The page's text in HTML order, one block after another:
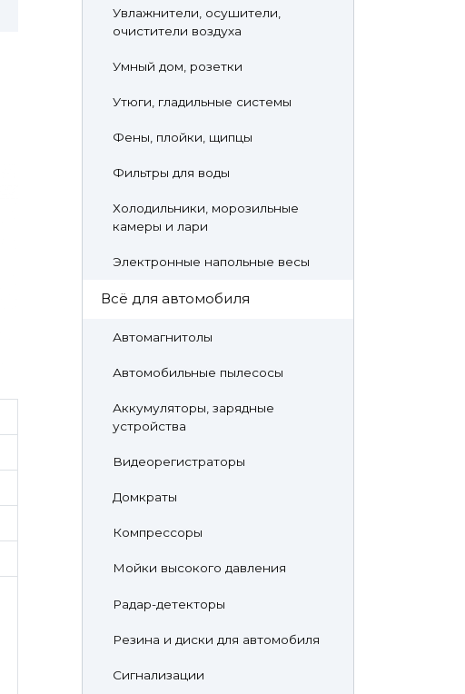
Увлажнители, осушители,
очистители воздуха
Умный дом, розетки
Утюги, гладильные системы
Фены, плойки, щипцы
Фильтры для воды
Холодильники, морозильные
камеры и лари
Электронные напольные весы
Всё для автомобиля
Автомагнитолы
Автомобильные пылесосы
Аккумуляторы, зарядные
устройства
Видеорегистраторы
Домкраты
Компрессоры
Мойки высокого давления
Радар-детекторы
Резина и диски для автомобиля
Сигнализации